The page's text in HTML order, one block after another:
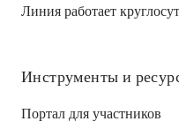
Линия работает
Инструменты и
Портал для участников